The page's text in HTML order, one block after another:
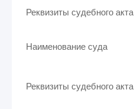
Реквизиты судебного акта
Наименование суда
Реквизиты судебного акта